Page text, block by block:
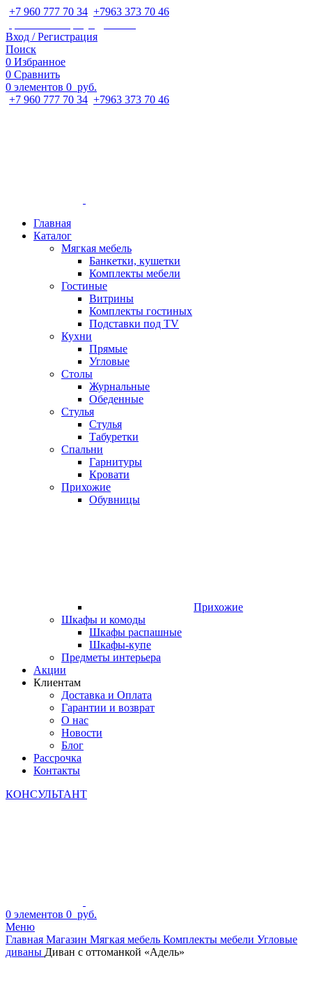
+7 960 777 70 34 +7963 373 70 46
Вход / Регистрация
Поиск
0 Избранное
0 Сравнить
0 элементов 0 руб.
+7 960 777 70 34 +7963 373 70 46
Главная
Каталог
Мягкая мебель
Банкетки, кушетки
Комплекты мебели
Гостиные
Витрины
Комплекты гостиных
Подставки под TV
Кухни
Прямые
Угловые
Столы
Журнальные
Обеденные
Стулья
Стулья
Табуретки
Спальни
Гарнитуры
Кровати
Прихожие
Обувницы
Прихожие
Шкафы и комоды
Шкафы распашные
Шкафы-купе
Предметы интерьера
Акции
Клиентам
Доставка и Оплата
Гарантии и возврат
О нас
Новости
Блог
Рассрочка
Контакты
КОНСУЛЬТАНТ
0 элементов 0 руб.
Меню
Главная Магазин Мягкая мебель Комплекты мебели Угловые
диваны Диван с оттоманкой «Адель»